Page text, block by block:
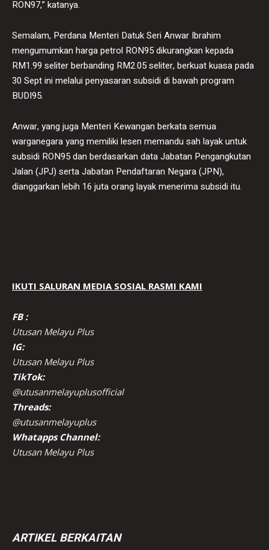
RON97,” katanya.
Semalam, Perdana Menteri Datuk Seri Anwar Ibrahim
mengumumkan harga petrol RON95 dikurangkan kepada
RM1.99 seliter berbanding RM2.05 seliter, berkuat kuasa pada
30 Sept ini melalui penyasaran subsidi di bawah program
BUDI95.
Anwar, yang juga Menteri Kewangan berkata semua
warganegara yang memiliki lesen memandu sah layak untuk
subsidi RON95 dan berdasarkan data Jabatan Pengangkutan
Jalan (JPJ) serta Jabatan Pendaftaran Negara (JPN),
dianggarkan lebih 16 juta orang layak menerima subsidi itu.
IKUTI SALURAN MEDIA SOSIAL RASMI KAMI
FB :
Utusan Melayu Plus
IG:
Utusan Melayu Plus
TikTok:
@utusanmelayuplusofficial
Threads:
@utusanmelayuplus
Whatapps Channel:
Utusan Melayu Plus
ARTIKEL BERKAITAN